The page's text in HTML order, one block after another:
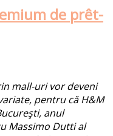
de prêt-
mall-uri vor deveni
pentru că H&M
anul
Massimo Dutti al